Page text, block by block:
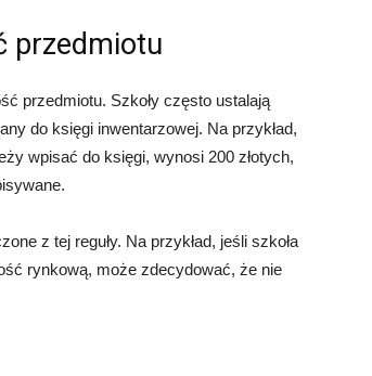
przedmiotu
przedmiotu. Szkoły często ustalają
do księgi inwentarzowej. Na przykład,
wpisać do księgi, wynosi 200 złotych,
z tej reguły. Na przykład, jeśli szkoła
rynkową, może zdecydować, że nie